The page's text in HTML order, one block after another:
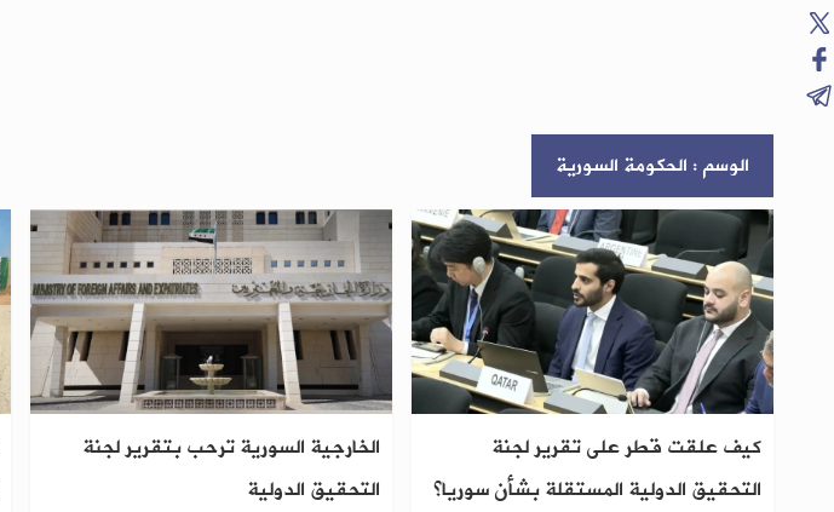
الوسم : الحكومة السورية
كيف علقت قطر على تقرير لجنة
التحقيق الدولية المستقلة بشأن سوريا؟
الخارجية السورية ترحب بتقرير لجنة
التحقيق الدولية